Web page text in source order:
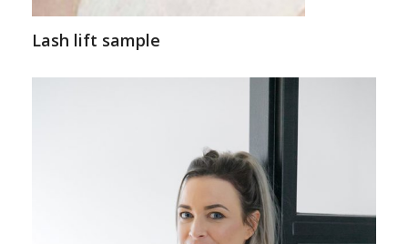
Lash lift sample